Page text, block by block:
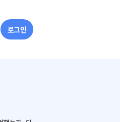
로그인